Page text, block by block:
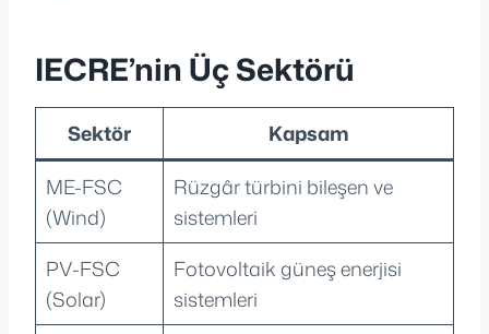
IECRE’nin Üç Sektörü
Sektör
Kapsam
ME-FSC
(Wind)
Rüzgâr türbini bileşen ve
sistemleri
PV-FSC
(Solar)
Fotovoltaik güneş enerjisi
sistemleri